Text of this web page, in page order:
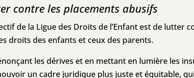
contre les placements abusifs
de la Ligue des Droits de l’Enfant est de lutter
droits des enfants et ceux des parents.
les dérives et en mettant en lumière les
un cadre juridique plus juste et équitable,